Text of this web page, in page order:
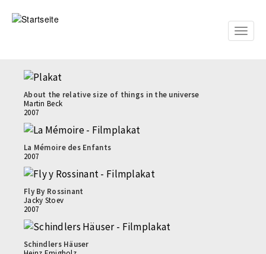
zum
Toggle
About the relative size of things in the universe
Martin Beck
2007
La Mémoire des Enfants
2007
Fly By Rossinant
Jacky Stoev
2007
Schindlers Häuser